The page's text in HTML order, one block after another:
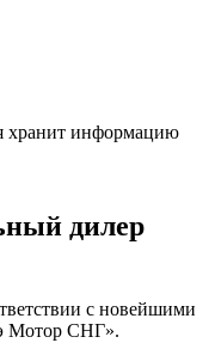
хранит информацию
дилер
с новейшими
Мотор СНГ».